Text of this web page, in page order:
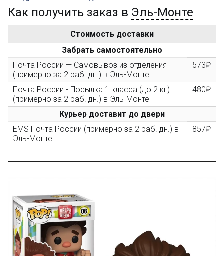
Золотая скидка
персональная
10%
3000 рублей, Вы получите постоянную скидку на все
повторные заказы - 10%
Скидка за обзор
(фото сборки) до 10%
Пришлите фото поэтапной сборки купленного
конструктора и получите дополнительную скидку
10% при покупке следующего набора (не дороже 10
Оставьте отзыв (не менее 50 символов) о товаре на
нашем сайте и получите купон на скидку 50₽ за
текстовый отзыв или 100₽ за отзыв с фото.
Как получить заказ в Эль-Монте
Стоимость доставки
Забрать самостоятельно
Почта России — Самовывоз из отделения
(примерно за 2 раб. дн.) в Эль-Монте
573₽
Почта России - Посылка 1 класса (до 2 кг)
(примерно за 2 раб. дн.) в Эль-Монте
480₽
Курьер доставит до двери
EMS Почта России (примерно за 2 раб. дн.) в
Эль-Монте
857₽